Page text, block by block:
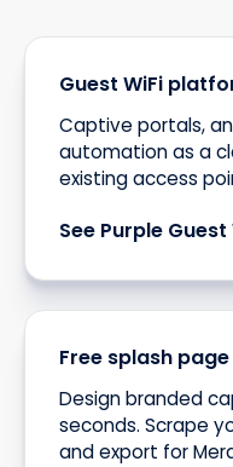
Guest WiFi
Captive portals,
automation as a
existing access
See Purple Guest
Free splash
Design branded
seconds. Scrape
and export for